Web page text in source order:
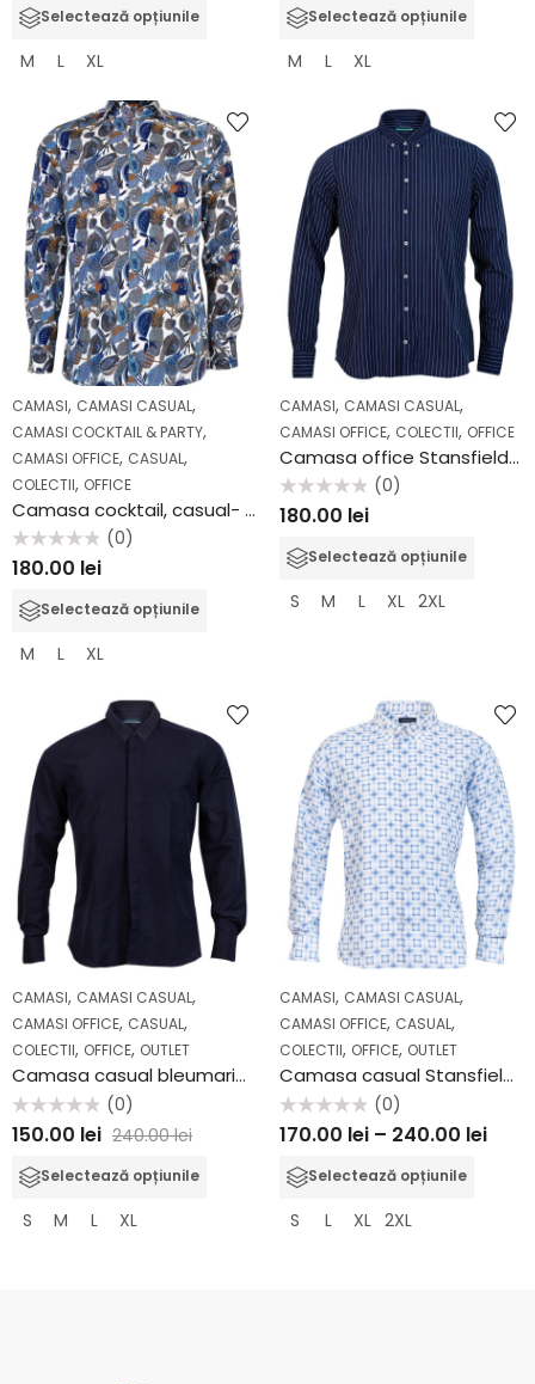
din
Selectează opțiunile
M L XL
din
Selectează opțiunile
M L XL
CAMASI, CAMASI CASUAL,
CAMASI COCKTAIL & PARTY,
CAMASI OFFICE, CASUAL,
COLECTII, OFFICE
Camasa cocktail, casual- office Flori Albastre
Evaluat
la
din
(0)
180.00 lei
Selectează opțiunile
M L XL
CAMASI, CAMASI CASUAL,
CAMASI OFFICE, COLECTII, OFFICE
Camasa office Stansfield SS2041
Evaluat
la
din
(0)
180.00 lei
Selectează opțiunile
S M L XL 2XL
CAMASI, CAMASI CASUAL,
CAMASI OFFICE, CASUAL,
COLECTII, OFFICE, OUTLET
Camasa casual bleumarin Stansfield B62
Evaluat
la
din
(0)
150.00 lei 240.00lei
Selectează opțiunile
S M L XL
CAMASI, CAMASI CASUAL,
CAMASI OFFICE, CASUAL,
COLECTII, OFFICE, OUTLET
Camasa casual Stansfield B69
Evaluat
la
din
(0)
170.00 lei – 240.00 lei
Selectează opțiunile
S L XL 2XL